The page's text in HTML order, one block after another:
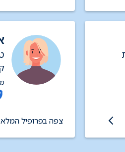
(CBT)
צפה בפרופיל המלא